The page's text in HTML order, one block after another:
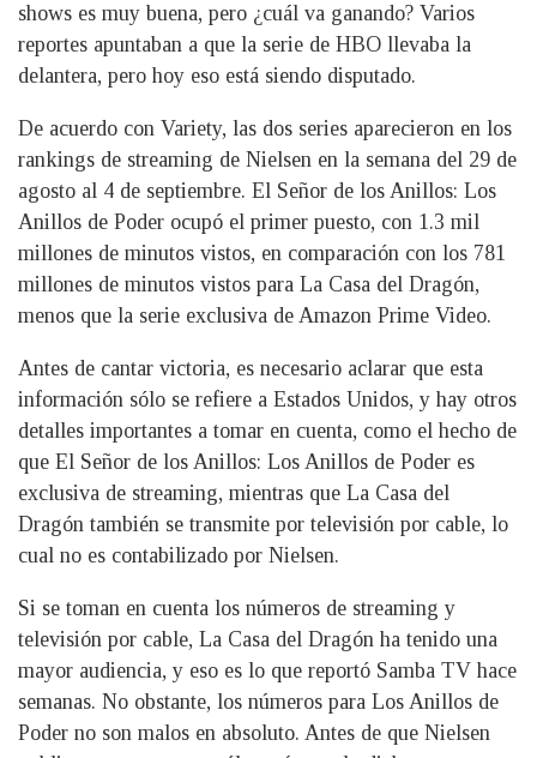
shows es muy buena, pero ¿cuál va ganando? Varios
reportes apuntaban a que la serie de HBO llevaba la
delantera, pero hoy eso está siendo disputado.
De acuerdo con Variety, las dos series aparecieron en los
rankings de streaming de Nielsen en la semana del 29 de
agosto al 4 de septiembre. El Señor de los Anillos: Los
Anillos de Poder ocupó el primer puesto, con 1.3 mil
millones de minutos vistos, en comparación con los 781
millones de minutos vistos para La Casa del Dragón,
menos que la serie exclusiva de Amazon Prime Video.
Antes de cantar victoria, es necesario aclarar que esta
información sólo se refiere a Estados Unidos, y hay otros
detalles importantes a tomar en cuenta, como el hecho de
que El Señor de los Anillos: Los Anillos de Poder es
exclusiva de streaming, mientras que La Casa del
Dragón también se transmite por televisión por cable, lo
cual no es contabilizado por Nielsen.
Si se toman en cuenta los números de streaming y
televisión por cable, La Casa del Dragón ha tenido una
mayor audiencia, y eso es lo que reportó Samba TV hace
semanas. No obstante, los números para Los Anillos de
Poder no son malos en absoluto. Antes de que Nielsen